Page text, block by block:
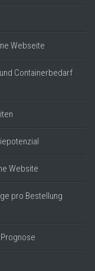
Webseite
Containerbedarf
Website
pro Bestellung